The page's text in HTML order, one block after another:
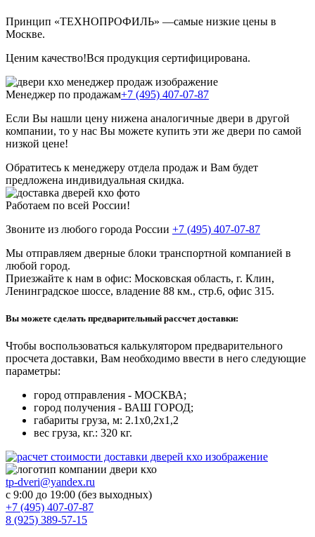
Принцип «ТЕХНОПРОФИЛЬ» —самые низкие цены в
Москве.
Ценим качество!Вся продукция сертифицирована.
Менеджер по продажам+7 (495) 407-07-87
Если Вы нашли цену нижена аналогичные двери в другой
компании, то у нас Вы можете купить эти же двери по самой
низкой цене!
Обратитесь к менеджеру отдела продаж и Вам будет
предложена индивидуальная скидка.
Работаем по всей России!
Звоните из любого города России +7 (495) 407-07-87
Мы отправляем дверные блоки транспортной компанией в
любой город.
Приезжайте к нам в офис: Московская область, г. Клин,
Ленинградское шоссе, владение 88 км., стр.6, офис 315.
Вы можете сделать предварительный рассчет доставки:
Чтобы воспользоваться калькулятором предварительного
просчета доставки, Вам необходимо ввести в него следующие
параметры:
город отправления - МОСКВА;
город получения - ВАШ ГОРОД;
габариты груза, м: 2.1х0,2х1,2
вес груза, кг.: 320 кг.
tp-dveri@yandex.ru
с 9:00 до 19:00 (без выходных)
+7 (495) 407-07-87
8 (925) 389-57-15